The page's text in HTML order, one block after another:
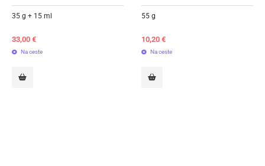
35 g + 15 ml
33,00 €
Na ceste
55 g
10,20 €
Na ceste